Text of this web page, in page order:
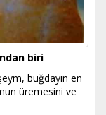
biri
buğdayın en
üremesini ve